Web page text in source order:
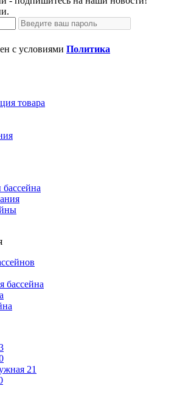
с условиями Политика
товара
бассейна
бассейна
21